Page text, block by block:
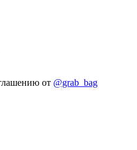
от @grab_bag